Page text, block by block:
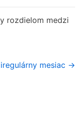
rozdielom medzi
iregulárny mesiac →